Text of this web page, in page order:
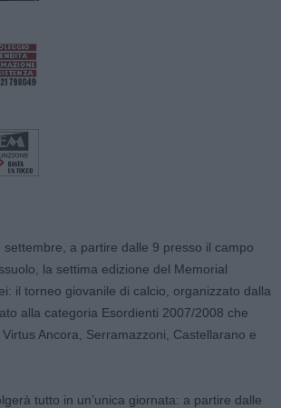
settembre, a partire dalle 9 presso il campo
la settima edizione del Memorial
il torneo giovanile di calcio, organizzato dalla
alla categoria Esordienti 2007/2008 che
Ancora, Serramazzoni, Castellarano e
tutto in un’unica giornata: a partire dalle